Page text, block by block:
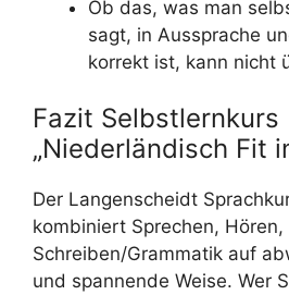
Ob das, was man
sagt, in Aussprache
korrekt ist, kann nicht
Fazit Selbstlernkurs
„Niederländisch Fit
Der Langenscheidt
kombiniert Sprechen, Hören,
Schreiben/Grammatik auf
und spannende Weise. Wer